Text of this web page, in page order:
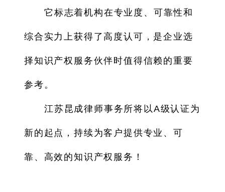
它标志着机构在专业度、可靠性和
综合实力上获得了高度认可，是企业选
择知识产权服务伙伴时值得信赖的重要
参考。
江苏昆成律师事务所将以A级认证为
新的起点，持续为客户提供专业、可
靠、高效的知识产权服务！